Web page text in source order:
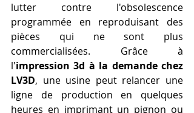
lutter contre l'obsolescence
programmée en reproduisant des
pièces qui ne sont plus
commercialisées. Grâce à
l'impression 3d à la demande chez
LV3D, une usine peut relancer une
ligne de production en quelques
heures en imprimant un pignon ou